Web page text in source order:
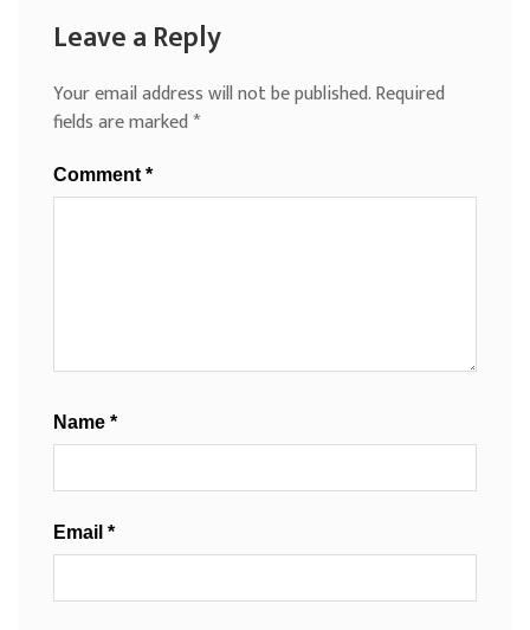
Leave a Reply
Your email address will not be published.Required
fields are marked*
Comment *
Name *
Email *